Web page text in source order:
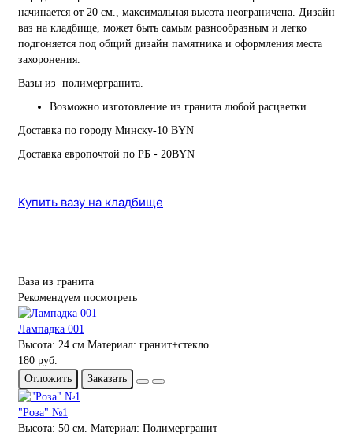
начинается от 20 см., максимальная высота неограничена. Дизайн
ваз на кладбище, может быть самым разнообразным и легко
подгоняется под общий дизайн памятника и оформления места
захоронения.
Вазы из полимергранита.
Возможно изготовление из гранита любой расцветки.
Доставка по городу Минску-10 BYN
Доставка европочтой по РБ - 20BYN
Купить вазу на кладбище
Ваза из гранита
Рекомендуем посмотреть
Лампадка 001
Высота: 24 см Материал: гранит+стекло
180 руб.
Отложить
Заказать
"Роза" №1
Высота: 50 см. Материал: Полимергранит